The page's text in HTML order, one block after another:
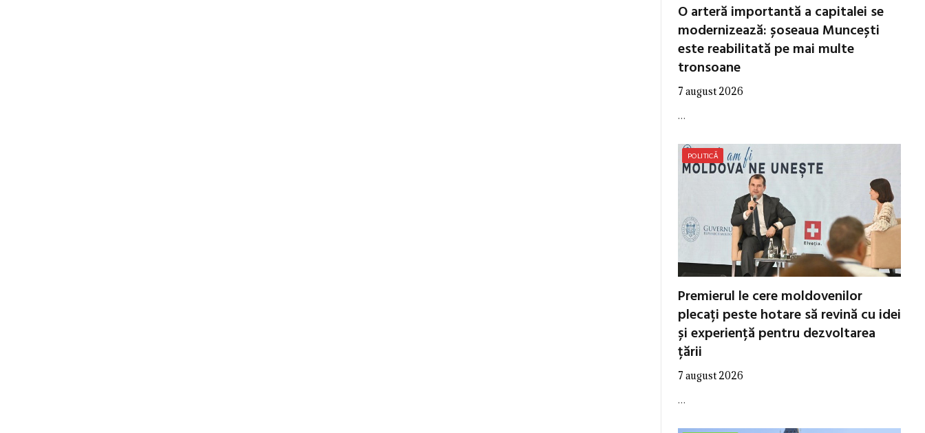
O arteră importantă a capitalei se
modernizează: șoseaua Muncești
este reabilitată pe mai multe
tronsoane
7 august 2026
…
POLITICĂ
Premierul le cere moldovenilor
plecați peste hotare să revină cu idei
și experiență pentru dezvoltarea
țării
7 august 2026
…